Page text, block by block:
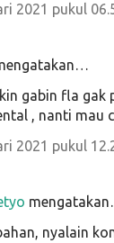
2021 pukul
gabin fla gak
, nanti mau
2021 pukul
nyalain